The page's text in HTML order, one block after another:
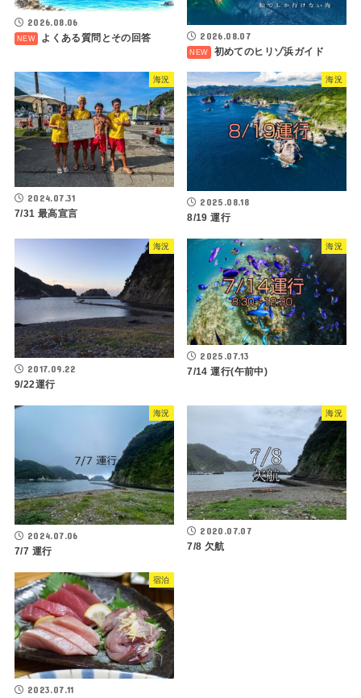
2026.08.06
よくある質問とその回答 2026.08.07
初めてのヒリゾ浜ガイド
海況
2024.07.31
7/31 最高宣言
海況
2025.08.18
8/19 運行
海況
2017.09.22
9/22運行
海況
2025.07.13
7/14 運行(午前中)
海況
2024.07.06
7/7 運行
海況
2020.07.07
7/8 欠航
宿泊
2023.07.11